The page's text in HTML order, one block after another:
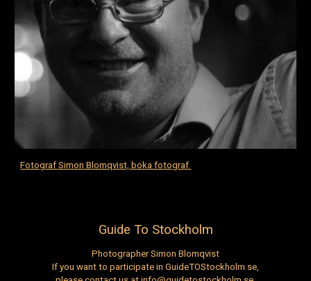
Fotograf Simon Blomqvist, boka fotograf.
Guide To Stockholm
Photographer Simon Blomqvist
If you want to participate in GuideTOStockholm.se,